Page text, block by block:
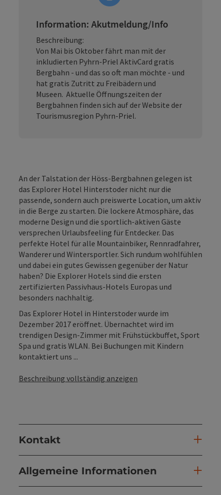
Information: Akutmeldung/Info
Beschreibung:
Von Mai bis Oktober fährt man mit der
inkludierten Pyhrn-Priel AktivCard gratis
Bergbahn - und das so oft man möchte - und
hat gratis Zutritt zu Freibädern und
Museen. Aktuelle Öffnungszeiten der
Bergbahnen finden sich auf der Website der
Tourismusregion Pyhrn-Priel.
An der Talstation der Höss-Bergbahnen gelegen ist
das Explorer Hotel Hinterstoder nicht nur die
passende, sondern auch preiswerte Location, um aktiv
in die Berge zu starten. Die lockere Atmosphäre, das
moderne Design und die sportlich-aktiven Gäste
versprechen Urlaubsfeeling für Entdecker. Das
perfekte Hotel für alle Mountainbiker, Rennradfahrer,
Wanderer und Wintersportler. Sich rundum wohlfühlen
und dabei ein gutes Gewissen gegenüber der Natur
haben? Die Explorer Hotels sind die ersten
zertifizierten Passivhaus-Hotels Europas und
besonders nachhaltig.
Das Explorer Hotel in Hinterstoder wurde im
Dezember 2017 eröffnet. Übernachtet wird im
trendigen Design-Zimmer mit Frühstückbuffet, Sport
Spa und gratis WLAN. Bei Buchungen mit Kindern
kontaktiert uns ...
Beschreibung vollständig anzeigen
Kontakt
Allgemeine Informationen